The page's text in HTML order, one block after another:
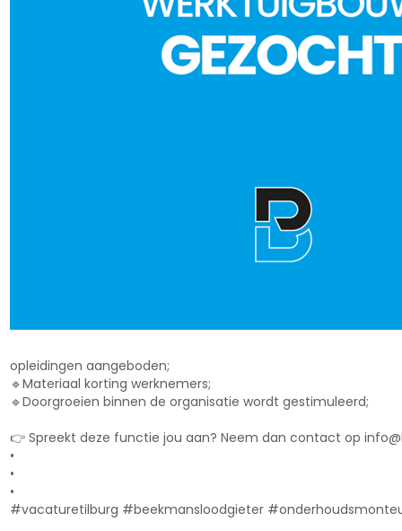
opleidingen aangeboden;
🔹Materiaal korting werknemers;
🔹Doorgroeien binnen de organisatie wordt gestimuleerd;
👉 Spreekt deze functie jou aan? Neem dan contact op
•
•
•
#vacaturetilburg #beekmansloodgieter